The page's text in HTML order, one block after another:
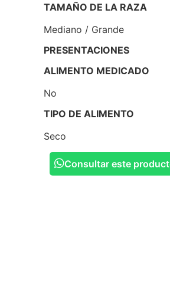
TAMAÑO DE LA RAZA
Mediano / Grande
PRESENTACIONES
ALIMENTO MEDICADO
No
TIPO DE ALIMENTO
Seco
Consultar este